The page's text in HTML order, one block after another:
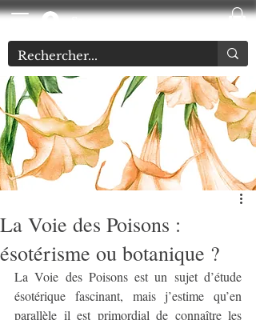
Se connecter
La Voie des Poisons :
ésotérisme ou botanique ?
La Voie des Poisons est un sujet d’étude
ésotérique fascinant, mais j’estime qu’en
parallèle il est primordial de connaître les